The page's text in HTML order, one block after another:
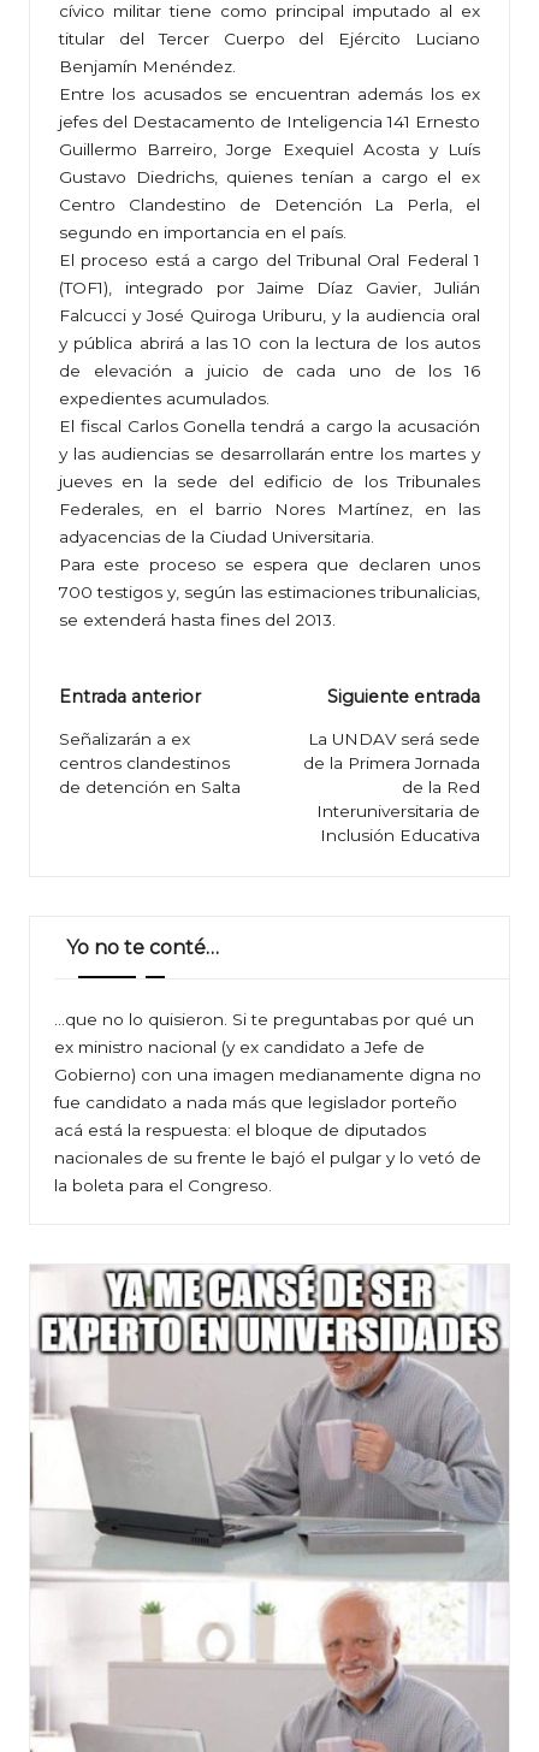
cívico militar tiene como principal imputado al ex
titular del Tercer Cuerpo del Ejército Luciano
Benjamín Menéndez.
Entre los acusados se encuentran además los ex
jefes del Destacamento de Inteligencia 141 Ernesto
Guillermo Barreiro, Jorge Exequiel Acosta y Luís
Gustavo Diedrichs, quienes tenían a cargo el ex
Centro Clandestino de Detención La Perla, el
segundo en importancia en el país.
El proceso está a cargo del Tribunal Oral Federal 1
(TOF1), integrado por Jaime Díaz Gavier, Julián
Falcucci y José Quiroga Uriburu, y la audiencia oral
y pública abrirá a las 10 con la lectura de los autos
de elevación a juicio de cada uno de los 16
expedientes acumulados.
El fiscal Carlos Gonella tendrá a cargo la acusación
y las audiencias se desarrollarán entre los martes y
jueves en la sede del edificio de los Tribunales
Federales, en el barrio Nores Martínez, en las
adyacencias de la Ciudad Universitaria.
Para este proceso se espera que declaren unos
700 testigos y, según las estimaciones tribunalicias,
se extenderá hasta fines del 2013.
Navegación
de
entradas
Entrada anterior
Señalizarán a ex
centros clandestinos
de detención en Salta
Siguiente entrada
La UNDAV será sede
de la Primera Jornada
de la Red
Interuniversitaria de
Inclusión Educativa
Yo no te conté…
…que no lo quisieron. Si te preguntabas por qué un
ex ministro nacional (y ex candidato a Jefe de
Gobierno) con una imagen medianamente digna no
fue candidato a nada más que legislador porteño
acá está la respuesta: el bloque de diputados
nacionales de su frente le bajó el pulgar y lo vetó de
la boleta para el Congreso.